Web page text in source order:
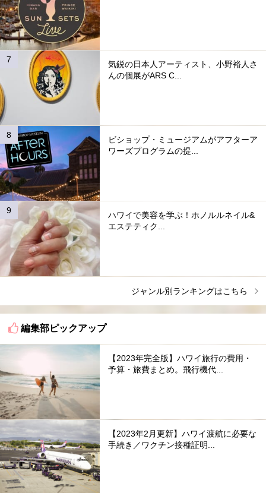
気鋭の日本人アーティスト、小野裕人さ
んの個展がARS C...
ビショップ・ミュージアムがアフターア
ワーズプログラムの提...
ハワイで美容を学ぶ！ホノルルネイル&
エステティク...
ジャンル別ランキングはこちら
編集部ピックアップ
【2023年完全版】ハワイ旅行の費用・
予算・旅費まとめ。飛行機代...
【2023年2月更新】ハワイ渡航に必要な
手続き／ワクチン接種証明...